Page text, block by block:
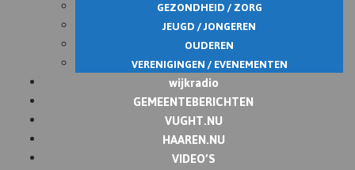
GEZONDHEID / ZORG
JEUGD / JONGEREN
OUDEREN
VERENIGINGEN / EVENEMENTEN
wijkradio
GEMEENTEBERICHTEN
VUGHT.NU
HAAREN.NU
VIDEO’S